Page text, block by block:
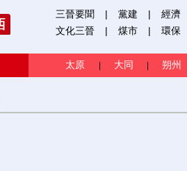
三晉要聞 | 黨建 |
經濟
文化三晉
| 煤市 | 環保
太原 大同 朔州